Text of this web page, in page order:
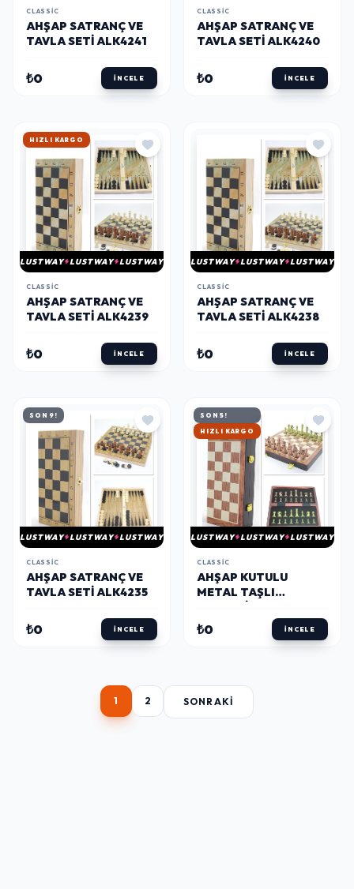
CLASSIC
AHŞAP SATRANÇ VE
TAVLA SETI ALK4241
₺0 İNCELE
CLASSIC
AHŞAP SATRANÇ VE
TAVLA SETI ALK4240
₺0 İNCELE
HIZLI KARGO
LUSTWAY LUSTWAY LUSTWAY
CLASSIC
AHŞAP SATRANÇ VE
TAVLA SETI ALK4239
₺0 İNCELE
LUSTWAY LUSTWAY LUSTWAY
CLASSIC
AHŞAP SATRANÇ VE
TAVLA SETI ALK4238
₺0 İNCELE
SON 9!
LUSTWAY LUSTWAY LUSTWAY
CLASSIC
AHŞAP SATRANÇ VE
TAVLA SETI ALK4235
₺0 İNCELE
SON 5!
HIZLI KARGO
LUSTWAY LUSTWAY LUSTWAY
CLASSIC
AHŞAP KUTULU
METAL TAŞLI
TAKIMI ALK4226
₺0 İNCELE
1 2 SONRAKI